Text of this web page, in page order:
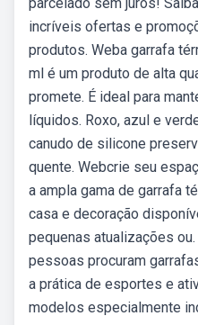
incríveis ofertas e
produtos. Weba garrafa
ml é um produto de alta
promete. É ideal para
líquidos. Roxo, azul e
canudo de silicone
quente. Webcrie seu
a ampla gama de garrafa
casa e decoração
pequenas atualizações
pessoas procuram
a prática de esportes e
modelos especialmente